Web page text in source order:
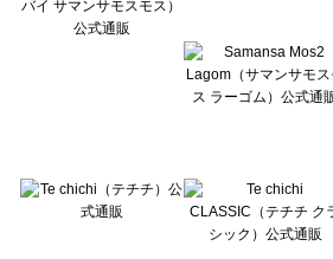
Wpc.（ワールドパーティー）のボトムス一覧